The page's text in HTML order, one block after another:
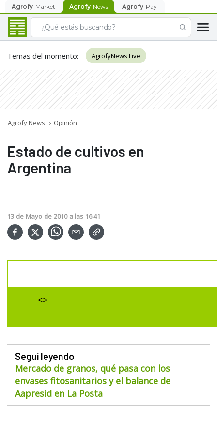
Agrofy Market Agrofy News Agrofy Pay
Temas del momento: AgrofyNews Live
Agrofy News Opinión
Estado de cultivos en
Argentina
13 de Mayo de 2010 a las 16:41
<>
Seguí leyendo
Mercado de granos, qué pasa con los
envases fitosanitarios y el balance de
Aapresid en La Posta